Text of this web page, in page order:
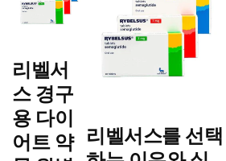
리벨서
스 경구
용 다이
어트 약
리벨서스를 선택